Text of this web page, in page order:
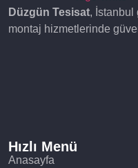
Düzgün Tesisat, İstanbul
montaj hizmetlerinde
Hızlı Menü
Anasayfa